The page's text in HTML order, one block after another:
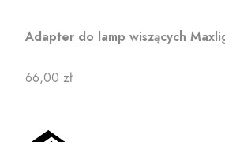
Adapter do lamp wiszących
Cena
66,00 zł